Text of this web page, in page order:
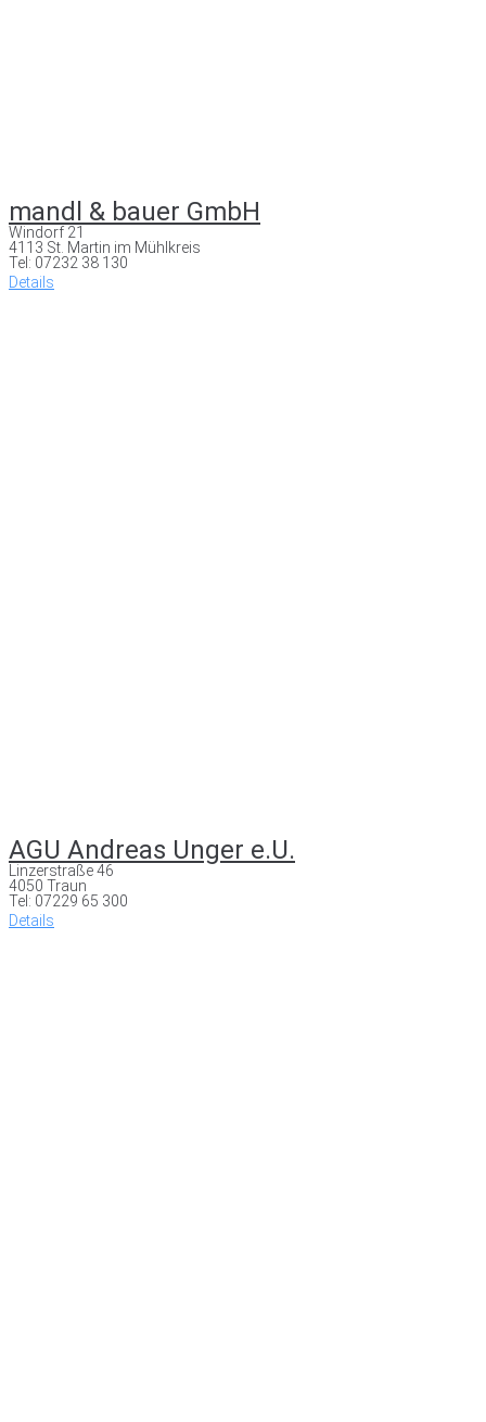
mandl & bauer GmbH
Windorf 21
4113 St. Martin im Mühlkreis
Tel: 07232 38 130
Details
AGU Andreas Unger e.U.
Linzerstraße 46
4050 Traun
Tel: 07229 65 300
Details